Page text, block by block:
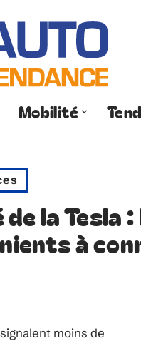
Mobilité
la Tesla
à
moins de